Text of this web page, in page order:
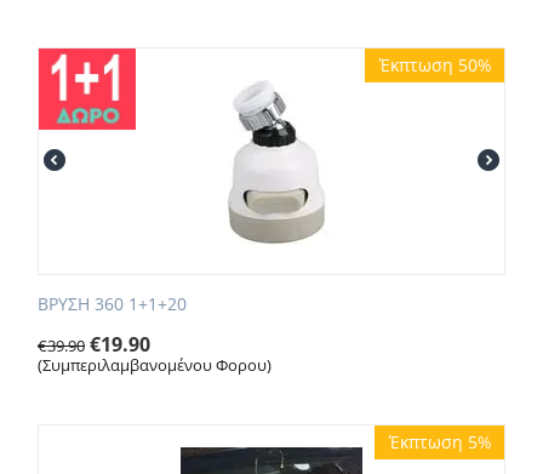
Έκπτωση 50%
ΒΡΥΣΗ 360 1+1+20
€39.90 €19.90
(Συμπεριλαμβανομένου Φορου)
Έκπτωση 5%